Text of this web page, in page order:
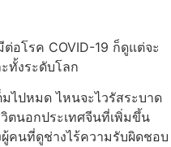
อโรค COVID-19 ก็ดูแต่จะ
ทั้งระดับโลก
ไปหมด ไหนจะไวรัสระบาด
ตนอกประเทศจีนที่เพิ่มขึ้น
คนที่ดูช่างไร้ความรับผิดชอบ